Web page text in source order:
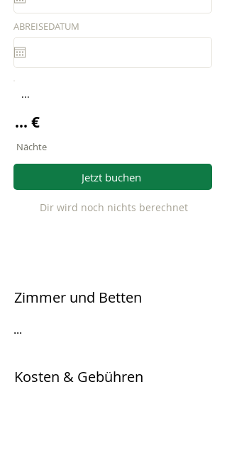
ABREISEDATUM
...
... €
Nächte
Jetzt buchen
Dir wird noch nichts berechnet
Zimmer und Betten
...
Kosten & Gebühren